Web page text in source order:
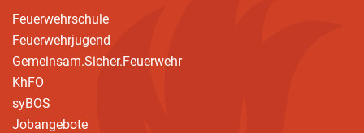
Feuerwehrschule
Feuerwehrjugend
Gemeinsam.Sicher.Feuerwehr
KhFO
syBOS
Jobangebote